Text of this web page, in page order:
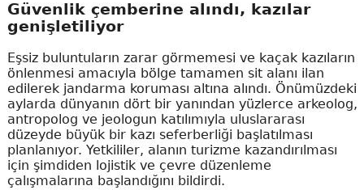
Güvenlik çemberine alındı, kazılar
genişletiliyor
Eşsiz buluntuların zarar görmemesi ve kaçak kazıların
önlenmesi amacıyla bölge tamamen sit alanı ilan
edilerek jandarma koruması altına alındı. Önümüzdeki
aylarda dünyanın dört bir yanından yüzlerce arkeolog,
antropolog ve jeologun katılımıyla uluslararası
düzeyde büyük bir kazı seferberliği başlatılması
planlanıyor. Yetkililer, alanın turizme kazandırılması
için şimdiden lojistik ve çevre düzenleme
çalışmalarına başlandığını bildirdi.